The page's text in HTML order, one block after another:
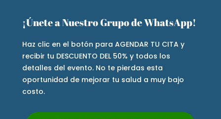
¡Únete a Nuestro Grupo de WhatsApp!
Haz clic en el botón para AGENDAR TU CITA y
recibir tu DESCUENTO DEL 50% y todos los
detalles del evento. No te pierdas esta
oportunidad de mejorar tu salud a muy bajo
costo.